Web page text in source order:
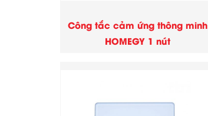
Công tắc cảm ứng thông minh
HOMEGY 1 nút